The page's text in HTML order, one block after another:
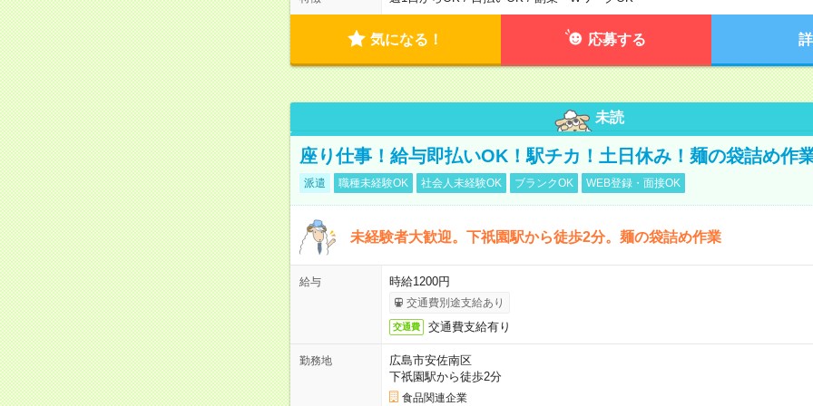
気になる！ 応募する
未読
座り仕事！給与即払いOK！駅チカ！土日休み！麺の袋詰め作
派遣 職種未経験OK 社会人未経験OK ブランクOK WEB登録・面接OK
未経験者大歓迎。下祇園駅から徒歩2分。麺の袋詰め作業
給与 時給1200円
交通費別途支給あり
交通費 交通費支給有り
勤務地
広島市安佐南区
下祇園駅から徒歩2分
食品関連企業